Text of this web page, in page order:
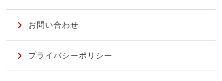
お問い合わせ
プライバシーポリシー